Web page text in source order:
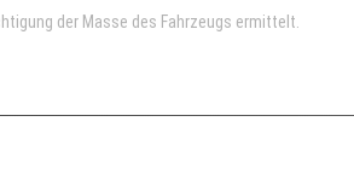
der Masse des Fahrzeugs ermittelt.